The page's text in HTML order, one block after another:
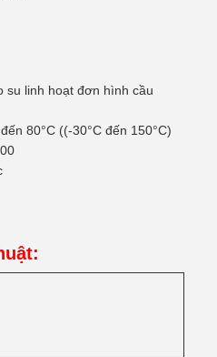
su linh hoạt đơn hình cầu
80°C ((-30°C đến 150°C)